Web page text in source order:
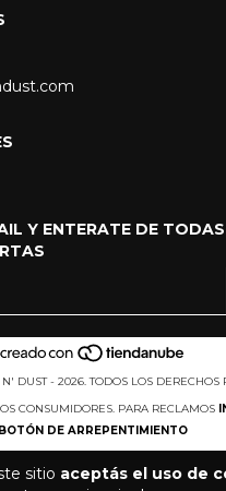
sitio aceptás el uso de
Y ENTERATE DE TODAS
DUST - 2026. TODOS LOS DERECHOS
CONSUMIDORES. PARA RECLAMOS
BOTÓN DE ARREPENTIMIENTO